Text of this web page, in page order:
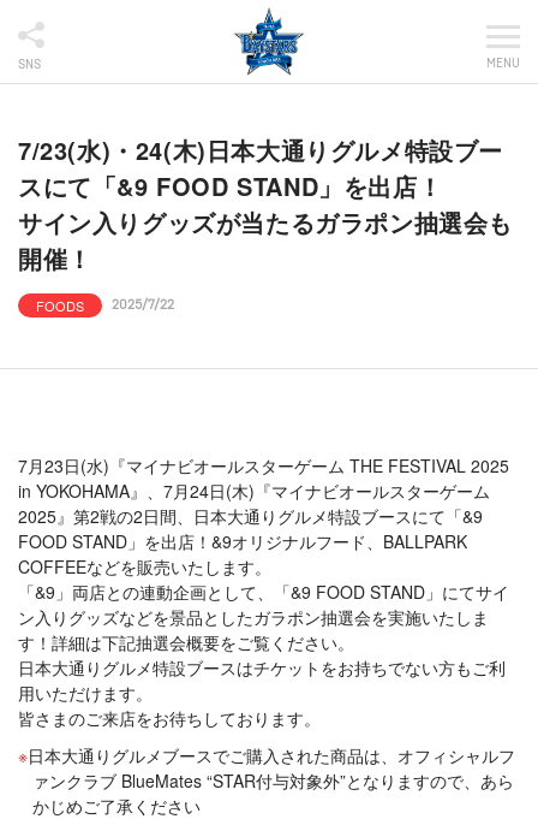
SNS MENU
7/23(水)・24(木)日本大通りグルメ特設ブー
スにて「&9 FOOD STAND」を出店！
サイン入りグッズが当たるガラポン抽選会も
開催！
FOODS 2025/7/22
7月23日(水)『マイナビオールスターゲーム THE FESTIVAL 2025
in YOKOHAMA』、7月24日(木)『マイナビオールスターゲーム
2025』第2戦の2日間、日本大通りグルメ特設ブースにて「&9
FOOD STAND」を出店！&9オリジナルフード、BALLPARK
COFFEEなどを販売いたします。
「&9」両店との連動企画として、「&9 FOOD STAND」にてサイ
ン入りグッズなどを景品としたガラポン抽選会を実施いたしま
す！詳細は下記抽選会概要をご覧ください。
日本大通りグルメ特設ブースはチケットをお持ちでない方もご利
用いただけます。
皆さまのご来店をお待ちしております。
日本大通りグルメブースでご購入された商品は、オフィシャルフ
ァンクラブ BlueMates “STAR付与対象外”となりますので、あら
かじめご了承ください